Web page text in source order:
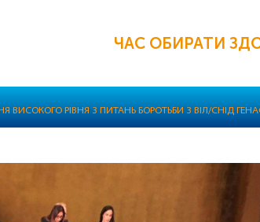
ЧАС ОБИРАТИ
ВИСОКОГО РІВНЯ З ПИТАНЬ БОРОТЬБИ З ВІЛ/СНІД